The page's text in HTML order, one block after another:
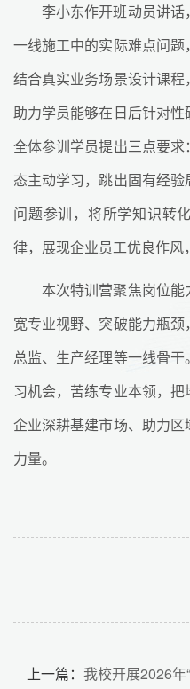
李小东作开班动员讲
一线施工中的实际难点问
结合真实业务场景设计课程
助力学员能够在日后针对
全体参训学员提出三点要
态主动学习，跳出固有经
问题参训，将所学知识转
律，展现企业员工优良作风
本次特训营聚焦岗位
宽专业视野、突破能力瓶
总监、生产经理等一线骨
习机会，苦练专业本领，
企业深耕基建市场、助力
力量。
上一篇： 我校开展2026年